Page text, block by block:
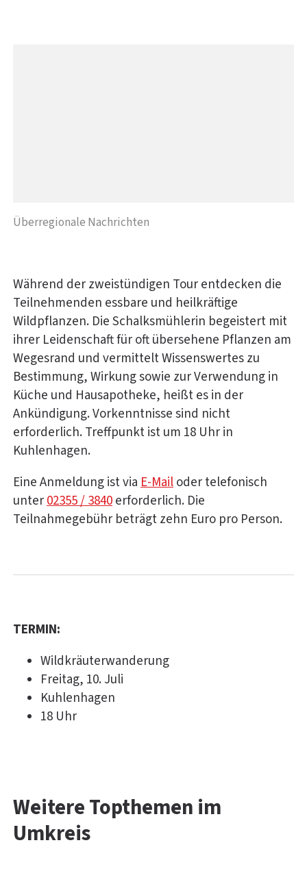
Überregionale Nachrichten
Während der zweistündigen Tour entdecken die
Teilnehmenden essbare und heilkräftige
Wildpflanzen. Die Schalksmühlerin begeistert mit
ihrer Leidenschaft für oft übersehene Pflanzen am
Wegesrand und vermittelt Wissenswertes zu
Bestimmung, Wirkung sowie zur Verwendung in
Küche und Hausapotheke, heißt es in der
Ankündigung. Vorkenntnisse sind nicht
erforderlich. Treffpunkt ist um 18 Uhr in
Kuhlenhagen.
Eine Anmeldung ist viaE-Mailoder telefonisch
unter02355 / 3840erforderlich. Die
Teilnahmegebühr beträgt zehn Euro pro Person.
TERMIN:
Wildkräuterwanderung
Freitag, 10. Juli
Kuhlenhagen
18 Uhr
Weitere Topthemen im
Umkreis